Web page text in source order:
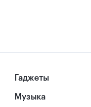
Гаджеты
Музыка